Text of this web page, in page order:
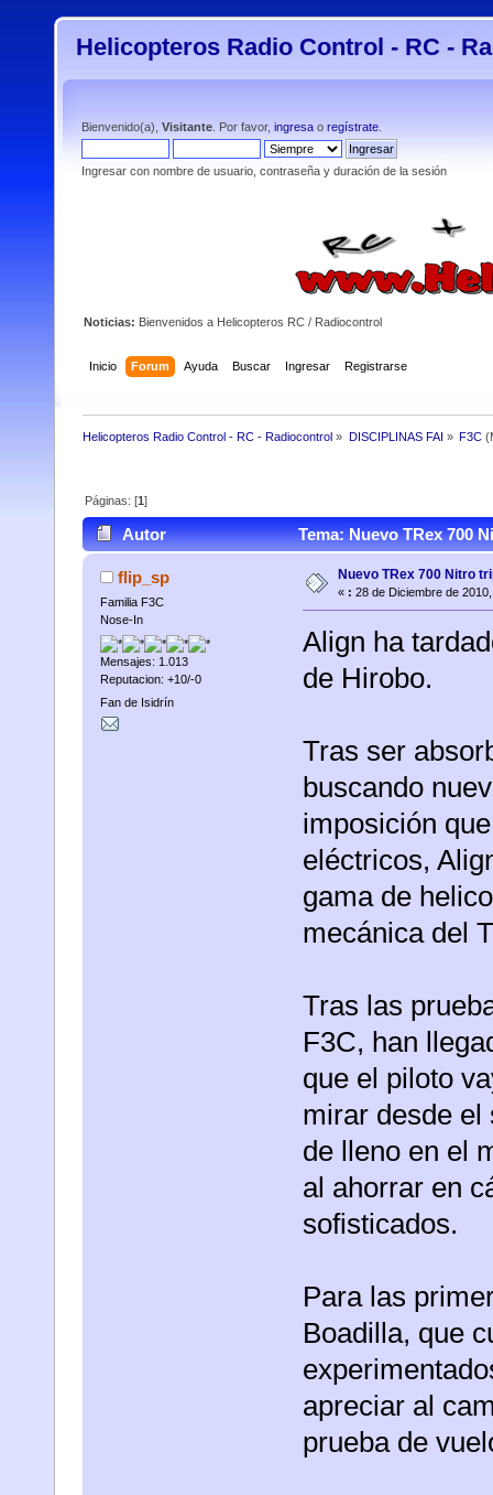
Helicopteros Radio Control - RC -
Bienvenido(a), Visitante . Por favor, ingresa o regístrate
Ingresar con nombre de usuario, contraseña y duración de la sesión
Noticias: Bienvenidos a Helicopteros RC / Radiocontrol
Inicio Forum Ayuda Buscar Ingresar Registrarse
Helicopteros Radio Control - RC - Radiocontrol » DISCIPLINAS FAI » F3C
Páginas: [1]
Autor Tema: Nuevo TRex 700
flip_sp
Familia F3C
Nose-In
Mensajes: 1.013
Reputacion: +10/-0
Fan de Isidrín
Nuevo TRex 700 Nitro
« : 28 de Diciembre de
Align ha
de Hirobo.
Tras ser
buscando
imposición
eléctricos,
gama de
mecánica del
Tras las
F3C, han
que el piloto
mirar desde el
de lleno en el
al ahorrar en
sofisticados.
Para las
Boadilla, que
apreciar al
prueba de